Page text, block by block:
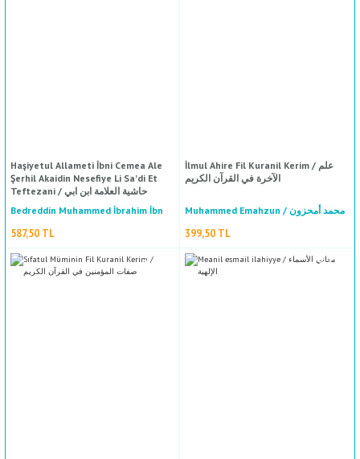
YENI
Haşiyetul Allameti İbni Cemea Ale
Şerhil Akaidin Nesefiye Li Sa'di Et
Teftezani / حاشية العلامة ابن ابي
الجماعة على شرح العقائد النسفية للسعد
التفتازاني
Bedreddin Muhammed İbrahim İbn
Cemea El Kenani / بدر الدين محمد بن
إبراهيم/ابن جماعة الكناني
587,50 TL
İlmul Ahire Fil Kuranil Kerim / علم
الآخرة في القرآن الكريم
Muhammed Emahzun / محمد أمحزون
399,50 TL